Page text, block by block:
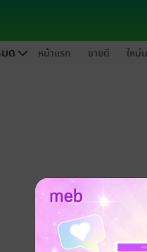
ด หน้าแรก ขายดี ใหม่
กรุณาเข้